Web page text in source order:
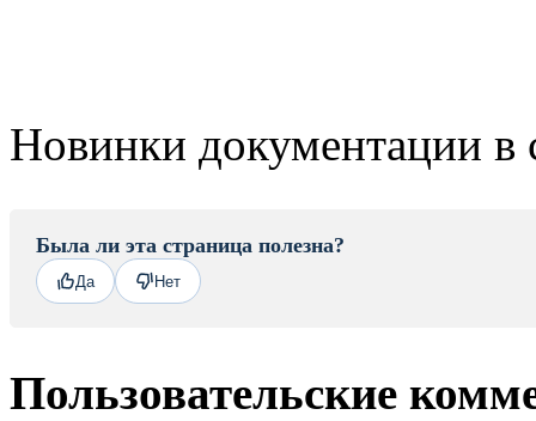
Новинки документации в
Была ли эта страница полезна?
Да Нет
Пользовательские